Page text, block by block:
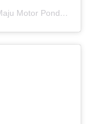
Sebuah kiriman dibagikan oleh Wuling Maju Motor Pondok Gede (@wulingmajupondokgede)